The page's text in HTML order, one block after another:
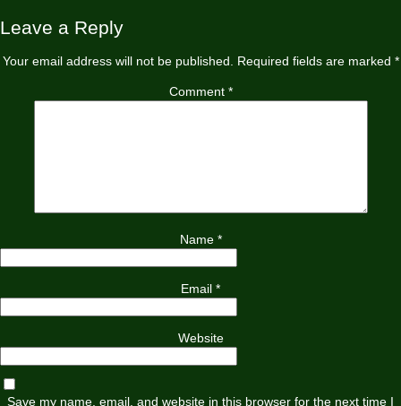
Leave a Reply
Your email address will not be published. Required fields are marked *
Comment *
Name *
Email *
Website
Save my name, email, and website in this browser for the next time I